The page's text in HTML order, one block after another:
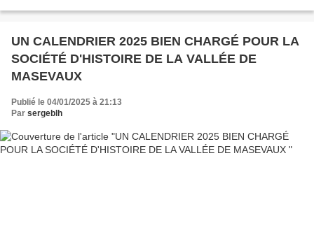
UN CALENDRIER 2025 BIEN CHARGÉ POUR LA
SOCIÉTÉ D'HISTOIRE DE LA VALLÉE DE
MASEVAUX
Publié le 04/01/2025 à 21:13
Par sergeblh